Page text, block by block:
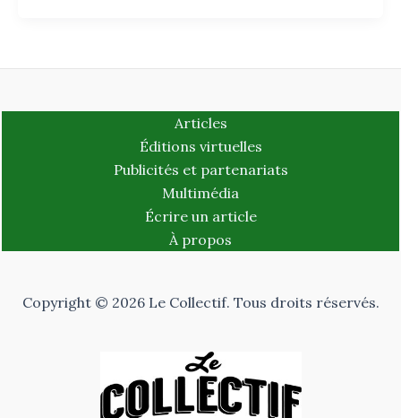
Articles
Éditions virtuelles
Publicités et partenariats
Multimédia
Écrire un article
À propos
Copyright © 2026 Le Collectif. Tous droits réservés.